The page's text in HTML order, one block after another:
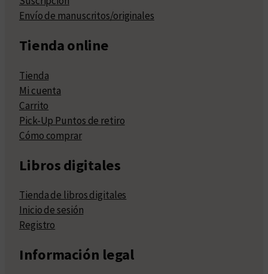
Envío de manuscritos/originales
Tienda online
Tienda
Mi cuenta
Carrito
Pick-Up Puntos de retiro
Cómo comprar
Libros digitales
Tienda de libros digitales
Inicio de sesión
Registro
Información legal